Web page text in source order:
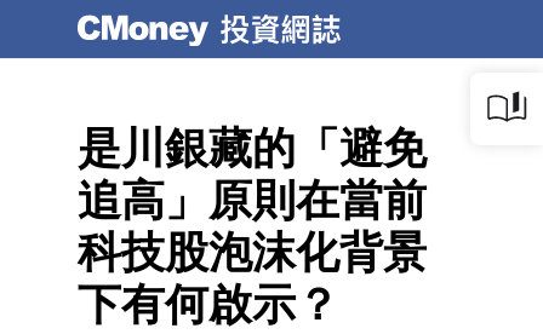
是川銀藏的「避免
追高」原則在當前
科技股泡沫化背景
下有何啟示？